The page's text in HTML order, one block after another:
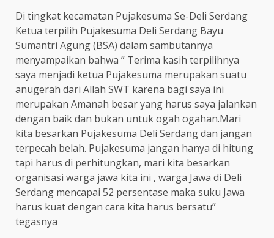
Di tingkat kecamatan Pujakesuma Se-Deli Serdang
Ketua terpilih Pujakesuma Deli Serdang Bayu
Sumantri Agung (BSA) dalam sambutannya
menyampaikan bahwa ” Terima kasih terpilihnya
saya menjadi ketua Pujakesuma merupakan suatu
anugerah dari Allah SWT karena bagi saya ini
merupakan Amanah besar yang harus saya jalankan
dengan baik dan bukan untuk ogah ogahan.Mari
kita besarkan Pujakesuma Deli Serdang dan jangan
terpecah belah. Pujakesuma jangan hanya di hitung
tapi harus di perhitungkan, mari kita besarkan
organisasi warga jawa kita ini , warga Jawa di Deli
Serdang mencapai 52 persentase maka suku Jawa
harus kuat dengan cara kita harus bersatu”
tegasnya